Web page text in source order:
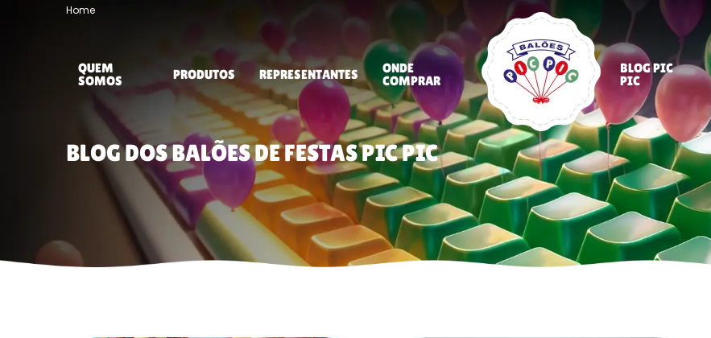
QUEM
SOMOS
PRODUTOS REPRESENTANTES
ONDE
COMPRAR
BLOG PIC
PIC
BLOG DOS BALÕES DE FESTAS PIC PIC
Home